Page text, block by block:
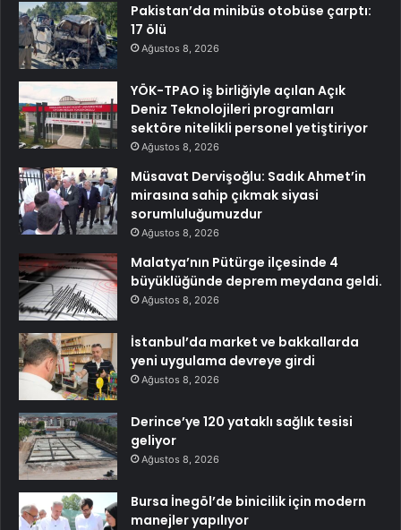
Pakistan’da minibüs otobüse çarptı:
17 ölü
Ağustos 8, 2026
YÖK-TPAO iş birliğiyle açılan Açık
Deniz Teknolojileri programları
sektöre nitelikli personel yetiştiriyor
Ağustos 8, 2026
Müsavat Dervişoğlu: Sadık Ahmet’in
mirasına sahip çıkmak siyasi
sorumluluğumuzdur
Ağustos 8, 2026
Malatya’nın Pütürge ilçesinde 4
büyüklüğünde deprem meydana geldi.
Ağustos 8, 2026
İstanbul’da market ve bakkallarda
yeni uygulama devreye girdi
Ağustos 8, 2026
Derince’ye 120 yataklı sağlık tesisi
geliyor
Ağustos 8, 2026
Bursa İnegöl’de binicilik için modern
manejler yapılıyor